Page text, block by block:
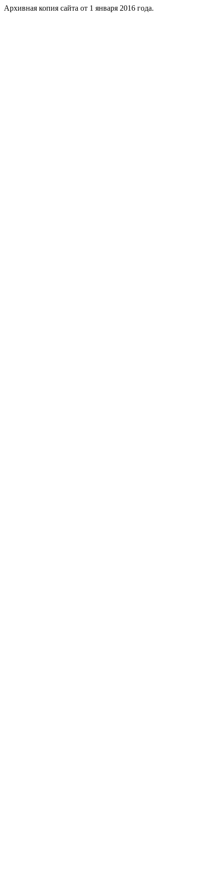
Архивная копия сайта от 1 января 2016 года.